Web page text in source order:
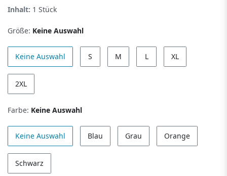
Inhalt: 1 Stück
Größe: Keine Auswahl
Keine Auswahl S M L XL
2XL
Farbe: Keine Auswahl
Keine Auswahl Blau Grau Orange
Schwarz